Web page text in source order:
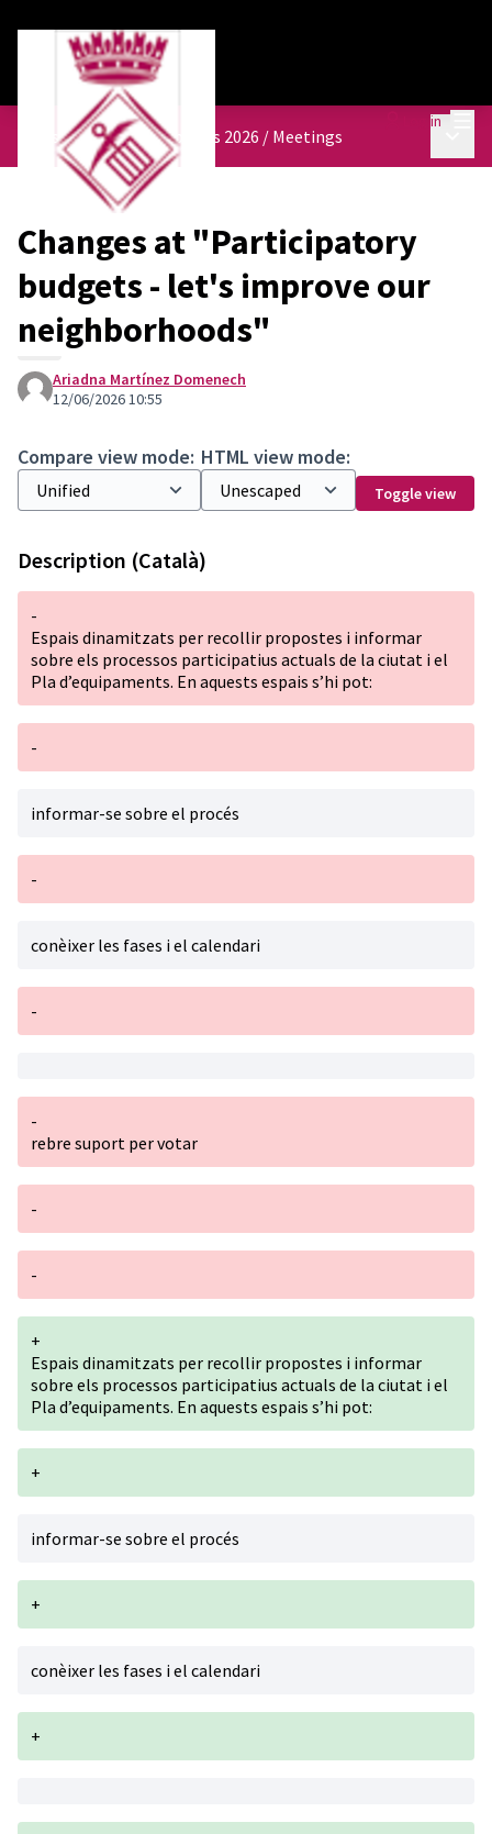
Log in
Pressupostos participatius 2026 / Meetings
Changes at "Participatory
budgets - let's improve our
neighborhoods"
Ariadna Martínez Domenech
12/06/2026 10:55
Compare view mode: HTML view mode:
Toggle view
Description (Català)
-
Espais dinamitzats per recollir propostes i informar
sobre els processos participatius actuals de la ciutat i el
Pla d’equipaments. En aquests espais s’hi pot:
-
informar-se sobre el procés
-
conèixer les fases i el calendari
-
-
rebre suport per votar
-
-
+
Espais dinamitzats per recollir propostes i informar
sobre els processos participatius actuals de la ciutat i el
Pla d’equipaments. En aquests espais s’hi pot:
+
informar-se sobre el procés
+
conèixer les fases i el calendari
+